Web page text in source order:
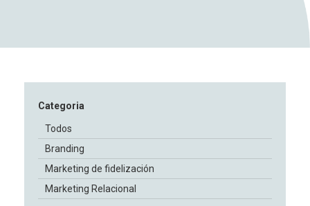
Categoria
Todos
Branding
Marketing de fidelización
Marketing Relacional